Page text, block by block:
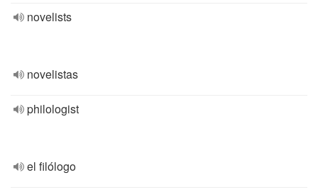
novelists
novelistas
philologist
el filólogo